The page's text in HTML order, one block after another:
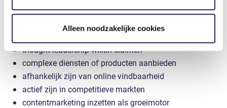
gebruiken.
Alleen noodzakelijke cookies
om onzichtbaar te worden in de nieuwe zoekwereld.
GEO is vooral relevant voor bedrijven die:
thought leadership willen claimen
complexe diensten of producten aanbieden
afhankelijk zijn van online vindbaarheid
actief zijn in competitieve markten
contentmarketing inzetten als groeimotor